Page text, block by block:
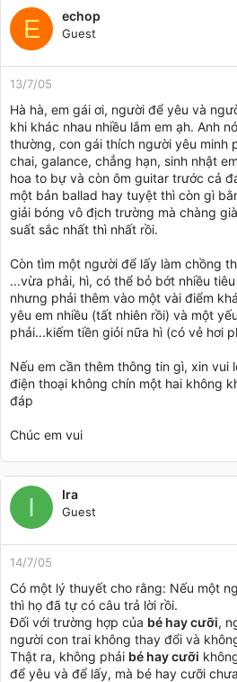
E echop
Guest
13/7/05
Hà hà, em gái ơi, người để yêu và
khi khác nhau nhiều lắm em ạh. Anh
thường, con gái thích người yêu minh
chai, galance, chẳng hạn, sinh nhật
hoa to bự và còn ôm guitar trước cả
một bản ballad hay tuyệt thì còn gì
giải bóng vô địch trường mà chàng
suất sắc nhất thì nhất rồi.
Còn tìm một người để lấy làm chồng
...vừa phải, hì, có thể bỏ bớt nhiều
nhưng phải thêm vào một vài điểm
yêu em nhiều (tất nhiên rồi) và một
phải...kiếm tiền giỏi nữa hì (có vẻ hơi
Nếu em cần thêm thông tin gì, xin vui
điện thoại không chín một hai không
đáp
Chúc em vui
I Ira
Guest
14/7/05
Có một lý thuyết cho rằng: Nếu một
thì họ đã tự có câu trả lời rồi.
Đối với trường hợp của bé hay cưỡi,
người con trai không thay đổi và
Thật ra, không phải bé hay cưỡi
để yêu và để lấy, mà bé hay cưỡi